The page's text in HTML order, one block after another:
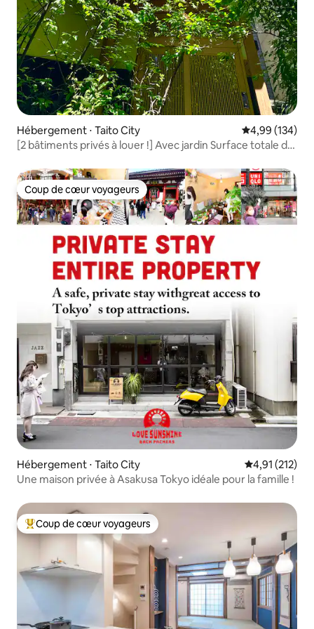
Hébergement ⋅ Taito City Évaluation
4,99 (134)
[2 bâtiments privés à louer !] Avec jardin Surface totale du
gare, tatami, chauffage par le sol, Wi-Fi
Coup de cœur voyageurs
Coup de cœur voyageurs
Hébergement ⋅ Taito City Évaluation
4,91 (212)
Une maison privée à Asakusa Tokyo idéale pour la famille !
Coups de cœur voyageurs les plus appréciés
Coup de cœur voyageurs